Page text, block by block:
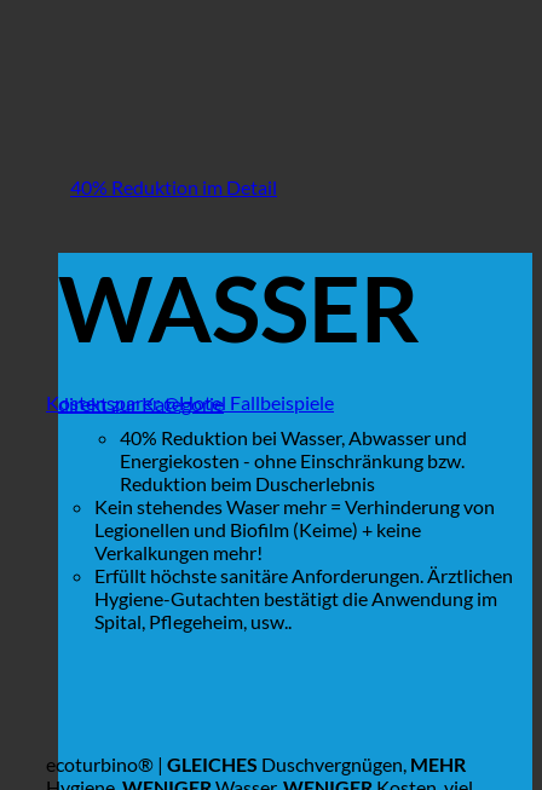
40% Reduktion im Detail
WASSER
direkt zur Kategorie
Kostensparer @Hotel Fallbeispiele
40% Reduktion bei Wasser, Abwasser und
Energiekosten - ohne Einschränkung bzw.
Reduktion beim Duscherlebnis
Kein stehendes Waser mehr = Verhinderung von
Legionellen und Biofilm (Keime) + keine
Verkalkungen mehr!
Erfüllt höchste sanitäre Anforderungen. Ärztlichen
Hygiene-Gutachten bestätigt die Anwendung im
Spital, Pflegeheim, usw..
ecoturbino® | GLEICHES Duschvergnügen, MEHR